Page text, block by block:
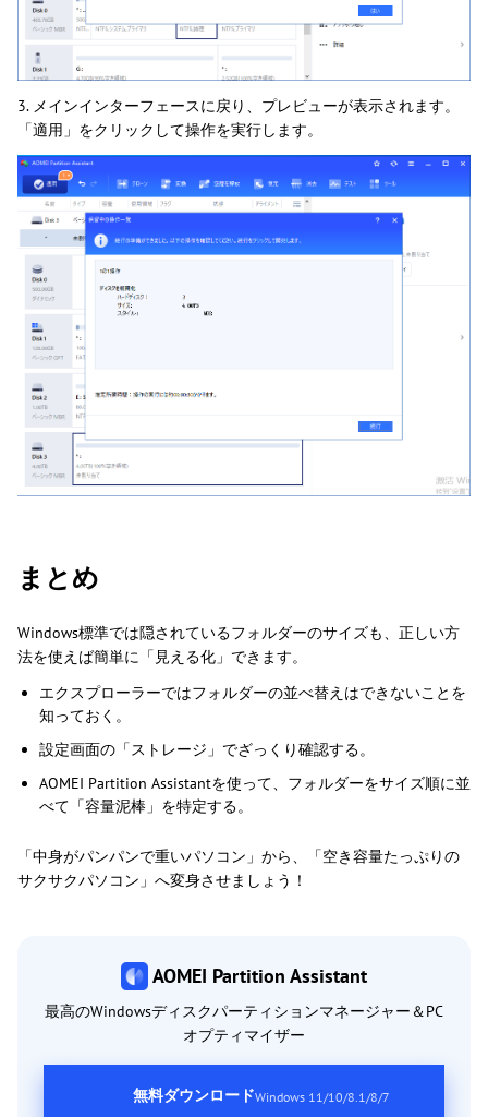
3. メインインターフェースに戻り、プレビューが表示されます。
「適用」をクリックして操作を実行します。
まとめ
Windows標準では隠されているフォルダーのサイズも、正しい方
法を使えば簡単に「見える化」できます。
エクスプローラーではフォルダーの並べ替えはできないことを
知っておく。
設定画面の「ストレージ」でざっくり確認する。
AOMEI Partition Assistantを使って、フォルダーをサイズ順に並
べて「容量泥棒」を特定する。
「中身がパンパンで重いパソコン」から、「空き容量たっぷりの
サクサクパソコン」へ変身させましょう！
AOMEI Partition Assistant
最高のWindowsディスクパーティションマネージャー＆PC
オプティマイザー
無料ダウンロードWindows 11/10/8.1/8/7